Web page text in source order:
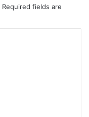
Required fields are